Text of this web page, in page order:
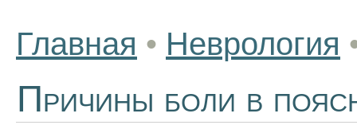
Главная • Неврология
Причины боли в